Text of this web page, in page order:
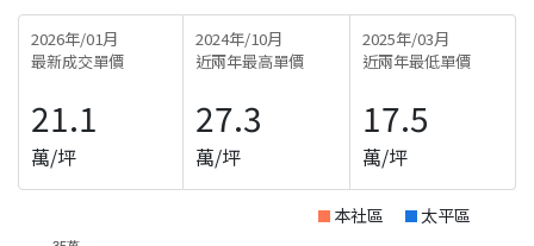
2026年/01月
最新成交單價
21.1
萬/坪
2024年/10月
近兩年最高單價
27.3
萬/坪
2025年/03月
近兩年最低單價
17.5
萬/坪
本社區 太平區